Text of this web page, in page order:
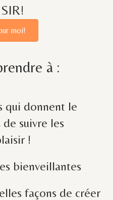
moi!
à :
qui donnent le
suivre les
!
bienveillantes
façons de créer